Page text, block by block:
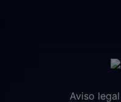
Aviso legal